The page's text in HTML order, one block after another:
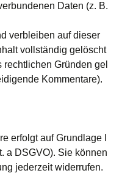
Daten (z. B.
verbleiben auf dieser
vollständig gelöscht
Gründen gel
Kommentare).
erfolgt auf Grundlage I
a DSGVO). Sie können
jederzeit widerrufen.